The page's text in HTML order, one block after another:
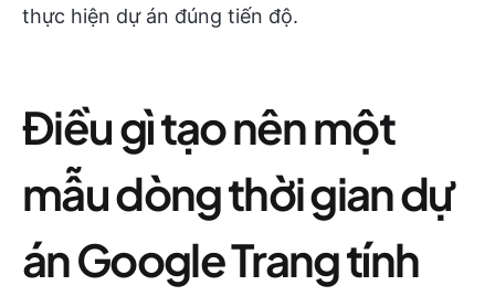
thực hiện dự án đúng tiến độ.
Điều gì tạo nên một
mẫu dòng thời gian dự
án Google Trang tính